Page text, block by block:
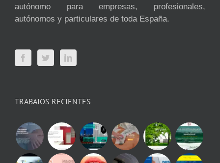
autónomo para empresas, profesionales,
autónomos y particulares de toda España.
TRABAJOS RECIENTES